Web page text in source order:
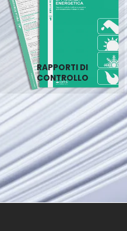
RAPPORTI DI
CONTROLLO